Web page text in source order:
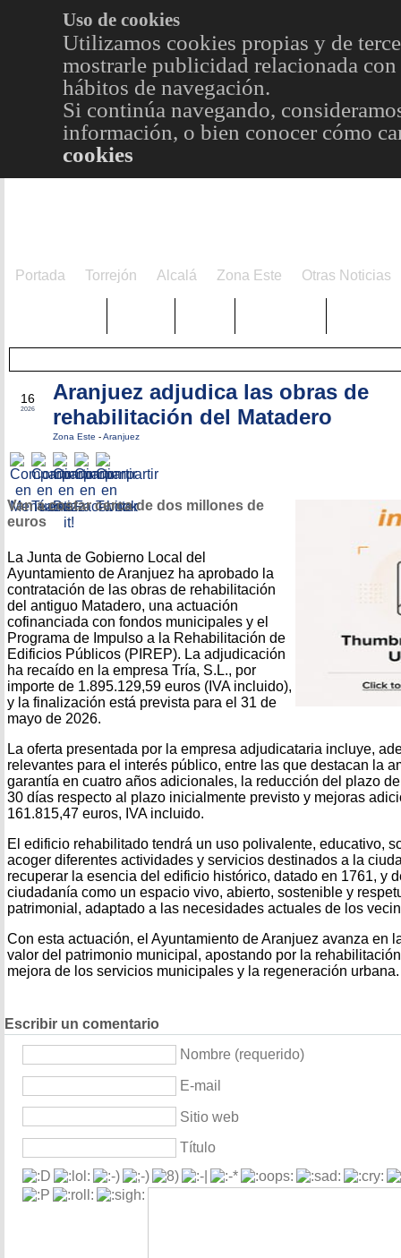
Uso de cookies
Utilizamos cookies propias y de
mostrarle publicidad relacionada
hábitos de navegación.
Si continúa navegando,
información, o bien conocer cómo
cookies
Portada Torrejón Alcalá Zona Este Otras Noticias
16
2026
Aranjuez adjudica las obras de
rehabilitación del Matadero
Zona Este -Aranjuez
Van a costar cerca de dos millones de
euros
La Junta de Gobierno Local del
Ayuntamiento de Aranjuez ha aprobado la
contratación de las obras de rehabilitación
del antiguo Matadero, una actuación
cofinanciada con fondos municipales y el
Programa de Impulso a la Rehabilitación de
Edificios Públicos (PIREP). La adjudicación
ha recaído en la empresa Tría, S.L., por
importe de 1.895.129,59 euros (IVA incluido),
y la finalización está prevista para el 31 de
mayo de 2026.
La oferta presentada por la empresa adjudicataria incluye,
relevantes para el interés público, entre las que destacan la
garantía en cuatro años adicionales, la reducción del plazo
30 días respecto al plazo inicialmente previsto y mejoras
161.815,47 euros, IVA incluido.
El edificio rehabilitado tendrá un uso polivalente, educativo,
acoger diferentes actividades y servicios destinados a la
recuperar la esencia del edificio histórico, datado en 1761, y
ciudadanía como un espacio vivo, abierto, sostenible y
patrimonial, adaptado a las necesidades actuales de los
Con esta actuación, el Ayuntamiento de Aranjuez avanza en
valor del patrimonio municipal, apostando por la
mejora de los servicios municipales y la regeneración urbana.
Escribir un comentario
Nombre (requerido)
E-mail
Sitio web
Título